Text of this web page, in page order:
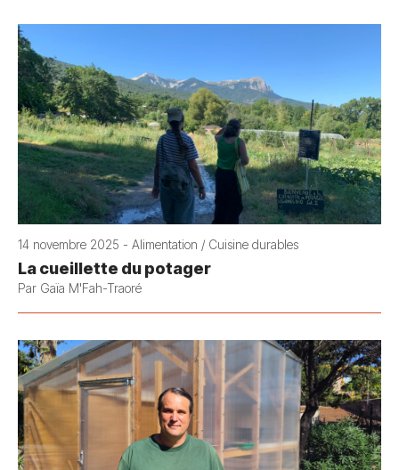
14 novembre 2025 - Alimentation / Cuisine durables
La cueillette du potager
Par Gaïa M'Fah-Traoré